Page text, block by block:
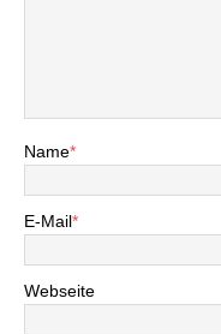
Name*
E-Mail*
Webseite